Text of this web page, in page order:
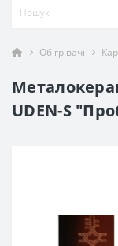
Обігрівачі
UDEN-S